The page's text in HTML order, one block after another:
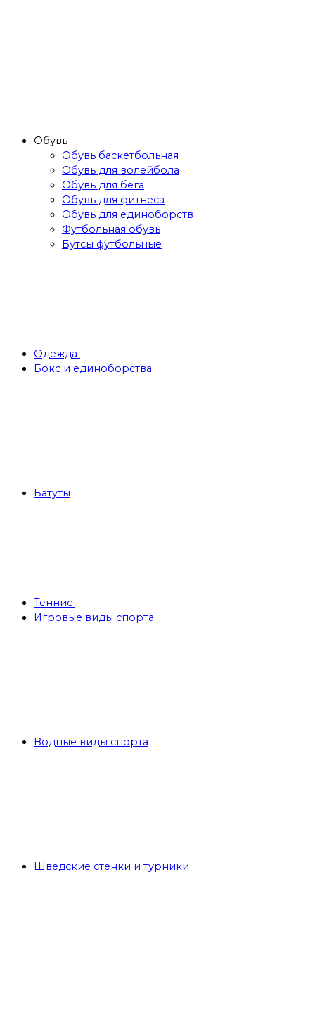
Обувь
Обувь баскетбольная
Обувь для волейбола
Обувь для бега
Обувь для фитнеса
Обувь для единоборств
Футбольная обувь
Бутсы футбольные
Одежда
Бокс и единоборства
Батуты
Теннис
Игровые виды спорта
Водные виды спорта
Шведские стенки и турники